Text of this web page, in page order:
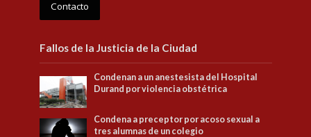
Contacto
Fallos de la Justicia de la Ciudad
Condenan a un anestesista del Hospital
Durand por violencia obstétrica
Condena a preceptor por acoso sexual a
tres alumnas de un colegio